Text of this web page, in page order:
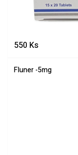
550 Ks
Fluner -5mg